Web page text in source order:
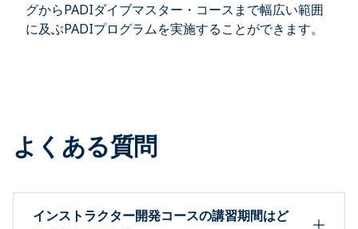
グからPADIダイブマスター・コースまで幅広い範囲
に及ぶPADIプログラムを実施することができます。
よくある質問
インストラクター開発コースの講習期間はど